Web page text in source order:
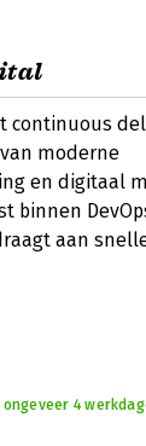
continuous
moderne
en digitaal
binnen
aan
ongeveer 4